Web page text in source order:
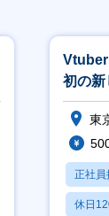
Vtuber
初の
を世界
東
正社員
休日